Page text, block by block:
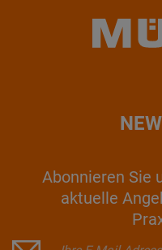
Abonnieren Sie
aktuelle